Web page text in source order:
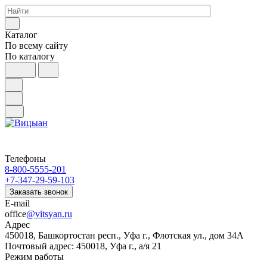
Каталог
По всему сайту
По каталогу
Телефоны
8-800-5555-201
+7-347-29-59-103
Заказать звонок
E-mail
office@vitsyan.ru
Адрес
450018, Башкортостан респ., Уфа г., Флотская ул., дом 34А
Почтовый адрес: 450018, Уфа г., а/я 21
Режим работы